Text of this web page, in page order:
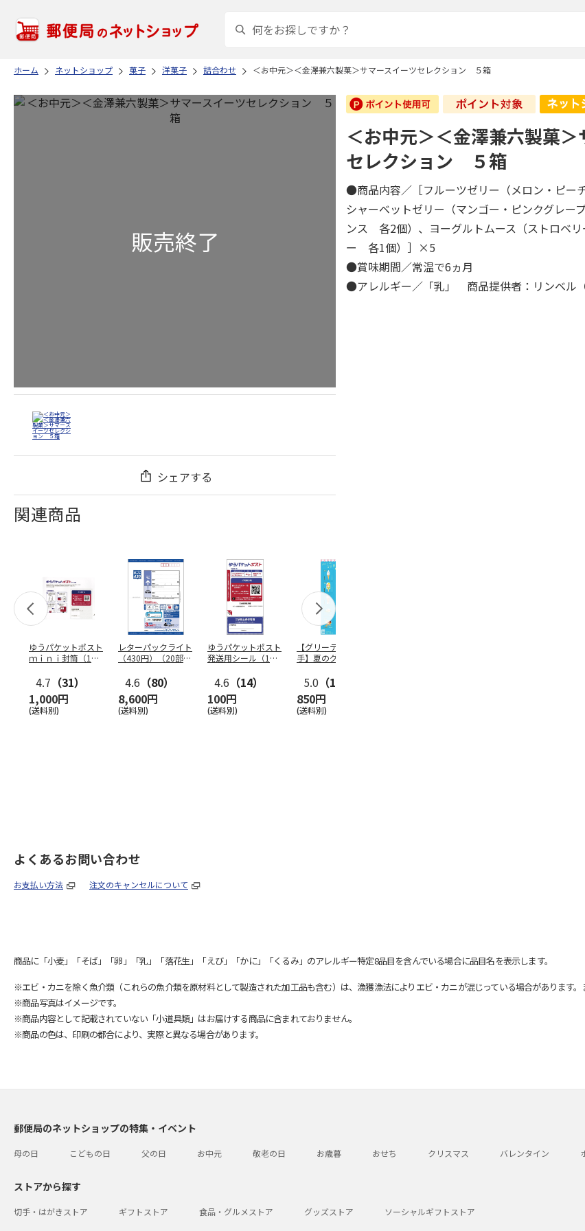
ホーム ネットショップ 菓子 洋菓子 詰合わせ ＜お中元＞＜金澤兼六製菓＞サマースイーツセレクション ５箱
シェアする
関連商品
ゆうパケットポスト
ｍｉｎｉ封筒（1個
4.7 （31）
1,000円
(送料別)
レターパックライト
（430円）（20部セ
4.6 （80）
8,600円
(送料別)
ゆうパケットポスト
発送用シール（1個
4.6 （14）
100円
(送料別)
【グリーティング切
手】夏のグリーティ
5.0 （10）
850円
(送料別)
＜お中元＞＜金澤兼六製菓＞
セレクション ５箱
●商品内容／［フルーツゼリー（メロン・ピー
シャーベットゼリー（マンゴー・ピンクグレー
ンス 各2個）、ヨーグルトムース（ストロベリ
ー 各1個）］×5
●賞味期間／常温で6ヵ月
●アレルギー／「乳」 商品提供者：リンベル（
よくあるお問い合わせ
お支払い方法 注文のキャンセルについて
商品に「小麦」「そば」「卵」「乳」「落花生」「えび」「かに」「くるみ」のアレルギー特定8品目を含んでいる場合に品目名を表示します。
※エビ・カニを除く魚介類（これらの魚介類を原材料として製造された加工品も含む）は、漁獲漁法によりエビ・カニが混じっている場合があります
※商品写真はイメージです。
※商品内容として記載されていない「小道具類」はお届けする商品に含まれておりません。
※商品の色は、印刷の都合により、実際と異なる場合があります。
郵便局のネットショップの特集・イベント
母の日 こどもの日 父の日 お中元 敬老の日 お歳暮 おせち クリスマス バレンタイン
ストアから探す
切手・はがきストア ギフトストア 食品・グルメストア グッズストア ソーシャルギフトストア